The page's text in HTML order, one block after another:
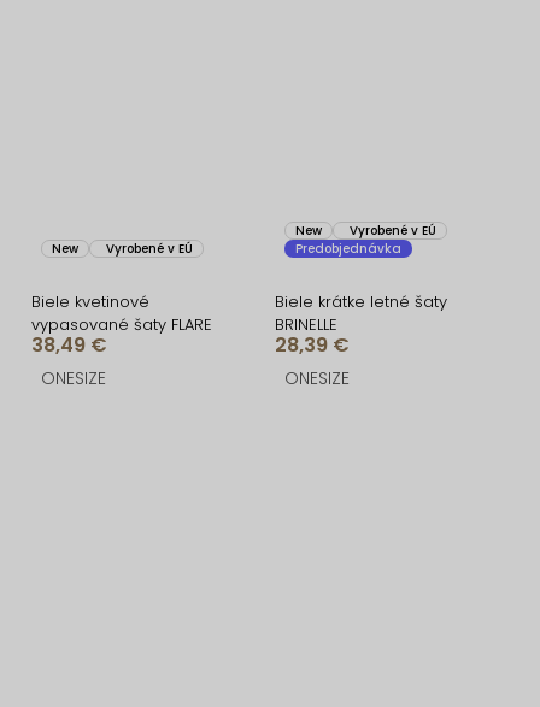
New Vyrobené v EÚ
Biele kvetinové
vypasované šaty FLARE
38,49 €
ONESIZE
New
Vyrobené v EÚ
Predobjednávka
Biele krátke letné šaty
BRINELLE
28,39 €
ONESIZE